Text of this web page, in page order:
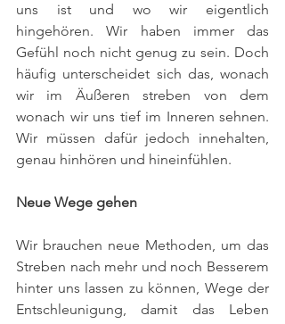
uns ist und wo wir eigentlich
hingehören. Wir haben immer das
Gefühl noch nicht genug zu sein. Doch
häufig unterscheidet sich das, wonach
wir im Äußeren streben von dem
wonach wir uns tief im Inneren sehnen.
Wir müssen dafür jedoch innehalten,
genau hinhören und hineinfühlen.
Neue Wege gehen
Wir brauchen neue Methoden, um das
Streben nach mehr und noch Besserem
hinter uns lassen zu können, Wege der
Entschleunigung, damit das Leben